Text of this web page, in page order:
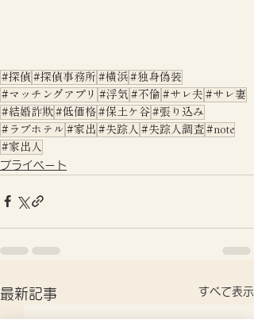
#探偵 #探偵事務所 #横浜 #独身偽装
#マッチングアプリ #浮気 #不倫 #サレ夫 #サレ妻
#結婚詐欺 #低価格 #保土ケ谷 #張り込み
#ラブホテル #家出 #失踪人 #失踪人調査 #note
#家出人
プライベート
最新記事 すべて表示